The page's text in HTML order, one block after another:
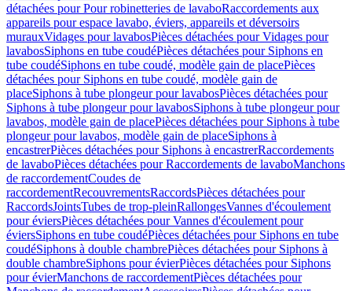
détachées pour Pour robinetteries de lavaboRaccordements aux
appareils pour espace lavabo, éviers, appareils et déversoirs
murauxVidages pour lavabosPièces détachées pour Vidages pour
lavabosSiphons en tube coudéPièces détachées pour Siphons en
tube coudéSiphons en tube coudé, modèle gain de placePièces
détachées pour Siphons en tube coudé, modèle gain de
placeSiphons à tube plongeur pour lavabosPièces détachées pour
Siphons à tube plongeur pour lavabosSiphons à tube plongeur pour
lavabos, modèle gain de placePièces détachées pour Siphons à tube
plongeur pour lavabos, modèle gain de placeSiphons à
encastrerPièces détachées pour Siphons à encastrerRaccordements
de lavaboPièces détachées pour Raccordements de lavaboManchons
de raccordementCoudes de
raccordementRecouvrementsRaccordsPièces détachées pour
RaccordsJointsTubes de trop-pleinRallongesVannes d'écoulement
pour éviersPièces détachées pour Vannes d'écoulement pour
éviersSiphons en tube coudéPièces détachées pour Siphons en tube
coudéSiphons à double chambrePièces détachées pour Siphons à
double chambreSiphons pour évierPièces détachées pour Siphons
pour évierManchons de raccordementPièces détachées pour